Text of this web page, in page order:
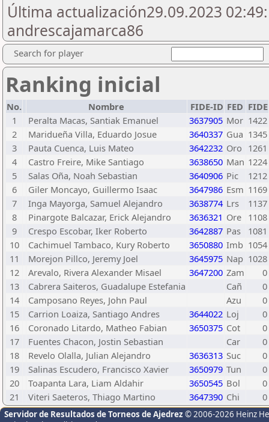
Última actualización29.09.2023
andrescajamarca86
Search for player
Ranking inicial
No. Nombre FIDE-ID FED FIDE
1
Peralta Macas, Santiak Emanuel 3637905 Mor 1422
2
Maridueña Villa, Eduardo Josue 3640337 Gua 1345
3
Pauta Cuenca, Luis Mateo 3642232 Oro 1261
4
Castro Freire, Mike Santiago 3638650 Man 1224
5
Salas Oña, Noah Sebastian 3640906 Pic
1212
6
Giler Moncayo, Guillermo Isaac 3647986 Esm 1169
7
Inga Mayorga, Samuel Alejandro 3638774 Lrs
1137
8
Pinargote Balcazar, Erick Alejandro 3636321 Ore 1108
9
Crespo Escobar, Iker Roberto 3642887 Pas
1081
10
Cachimuel Tambaco, Kury Roberto 3650880 Imb 1054
11
Morejon Pillco, Jeremy Joel 3645975 Nap 1028
12
Arevalo, Rivera Alexander Misael 3647200 Zam
0
13
Cabrera Saiteros, Guadalupe Estefania Cañ
0
14
Camposano Reyes, John Paul Azu
0
15
Carrion Loaiza, Santiago Andres 3644022 Loj
0
16
Coronado Litardo, Matheo Fabian 3650375 Cot
0
17
Fuentes Chacon, Jostin Sebastian Car
0
18
Revelo Olalla, Julian Alejandro 3636313 Suc
0
19
Salinas Escudero, Francisco Xavier 3650979 Tun
0
20
Toapanta Lara, Liam Aldahir 3650545 Bol
0
21
Viteri Saeteros, Thiago Martino 3647390 Chi 0
Servidor de Resultados de Torneos de Ajedrez © 2006-2026 Heinz